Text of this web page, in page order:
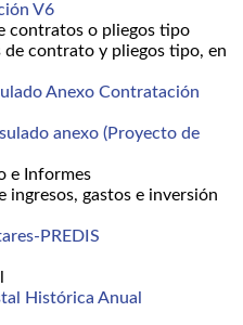
V6
contratos o pliegos tipo
de contrato y pliegos tipo, en
Anexo Contratación
anexo (Proyecto de
e Informes
ingresos, gastos e inversión
PREDIS
Histórica Anual